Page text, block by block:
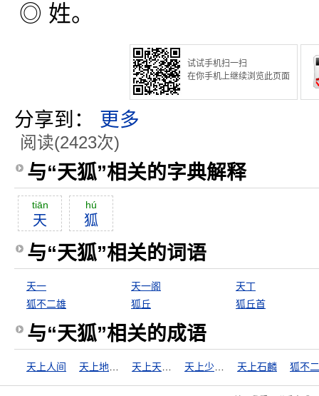
◎ 姓。
试试手机扫一扫
在你手机上继续浏览此页面
分享到： 更多
阅读(2423次)
与“天狐”相关的字典解释
tiān
天
hú
狐
与“天狐”相关的词语
天一 天一阁
天丁
狐不二雄
狐丘 狐丘首
与“天狐”相关的成语
天上人间 天上石麟 狐不